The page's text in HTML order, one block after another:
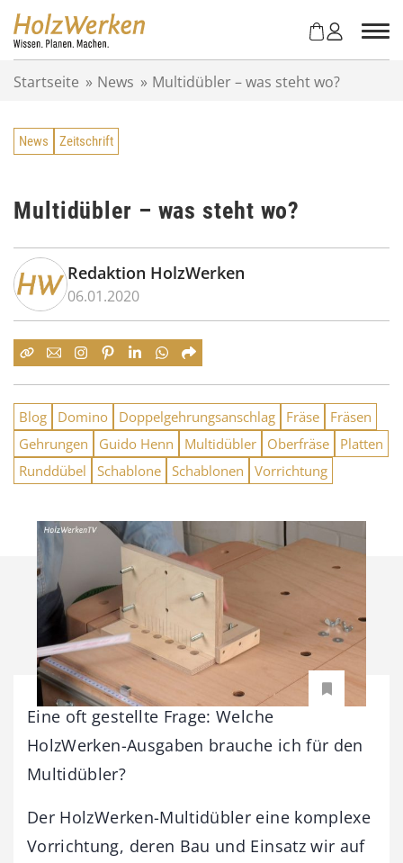
Startseite » News » Multidübler – was steht wo?
News Zeitschrift
Multidübler – was steht wo?
Redaktion HolzWerken
06.01.2020
Blog Domino Doppelgehrungsanschlag Fräse
Fräsen
Gehrungen
Guido Henn Multidübler Oberfräse
Platten
Runddübel
Schablone Schablonen Vorrichtung
Eine oft gestellte Frage: Welche
HolzWerken-Ausgaben brauche ich für den
Multidübler?
Der HolzWerken-Multidübler eine komplexe
Vorrichtung, deren Bau und Einsatz wir auf